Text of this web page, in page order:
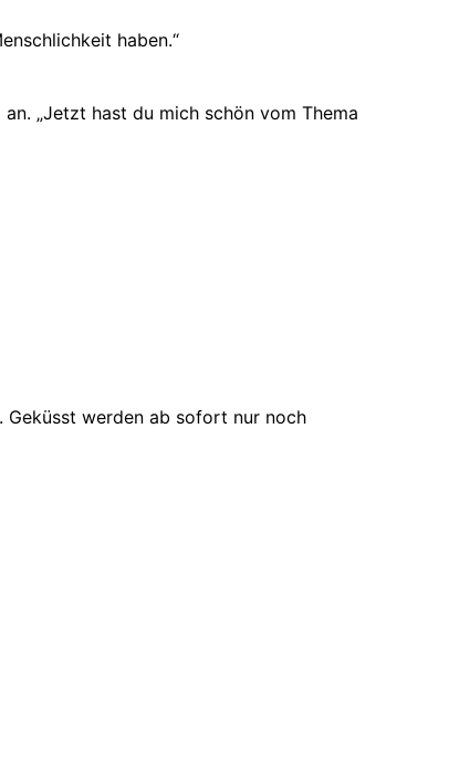
haben.“
„Jetzt hast du mich schön vom Thema
Geküsst werden ab sofort nur noch